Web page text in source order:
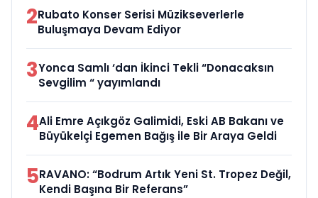
2Rubato Konser Serisi Müzikseverlerle
Buluşmaya Devam Ediyor
3Yonca Samlı ‘dan İkinci Tekli “Donacaksın
Sevgilim “ yayımlandı
4Ali Emre Açıkgöz Galimidi, Eski AB Bakanı ve
Büyükelçi Egemen Bağış ile Bir Araya Geldi
5RAVANO: “Bodrum Artık Yeni St. Tropez Değil,
Kendi Başına Bir Referans”